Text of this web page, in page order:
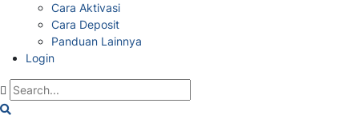
Cara Aktivasi
Cara Deposit
Panduan Lainnya
Login